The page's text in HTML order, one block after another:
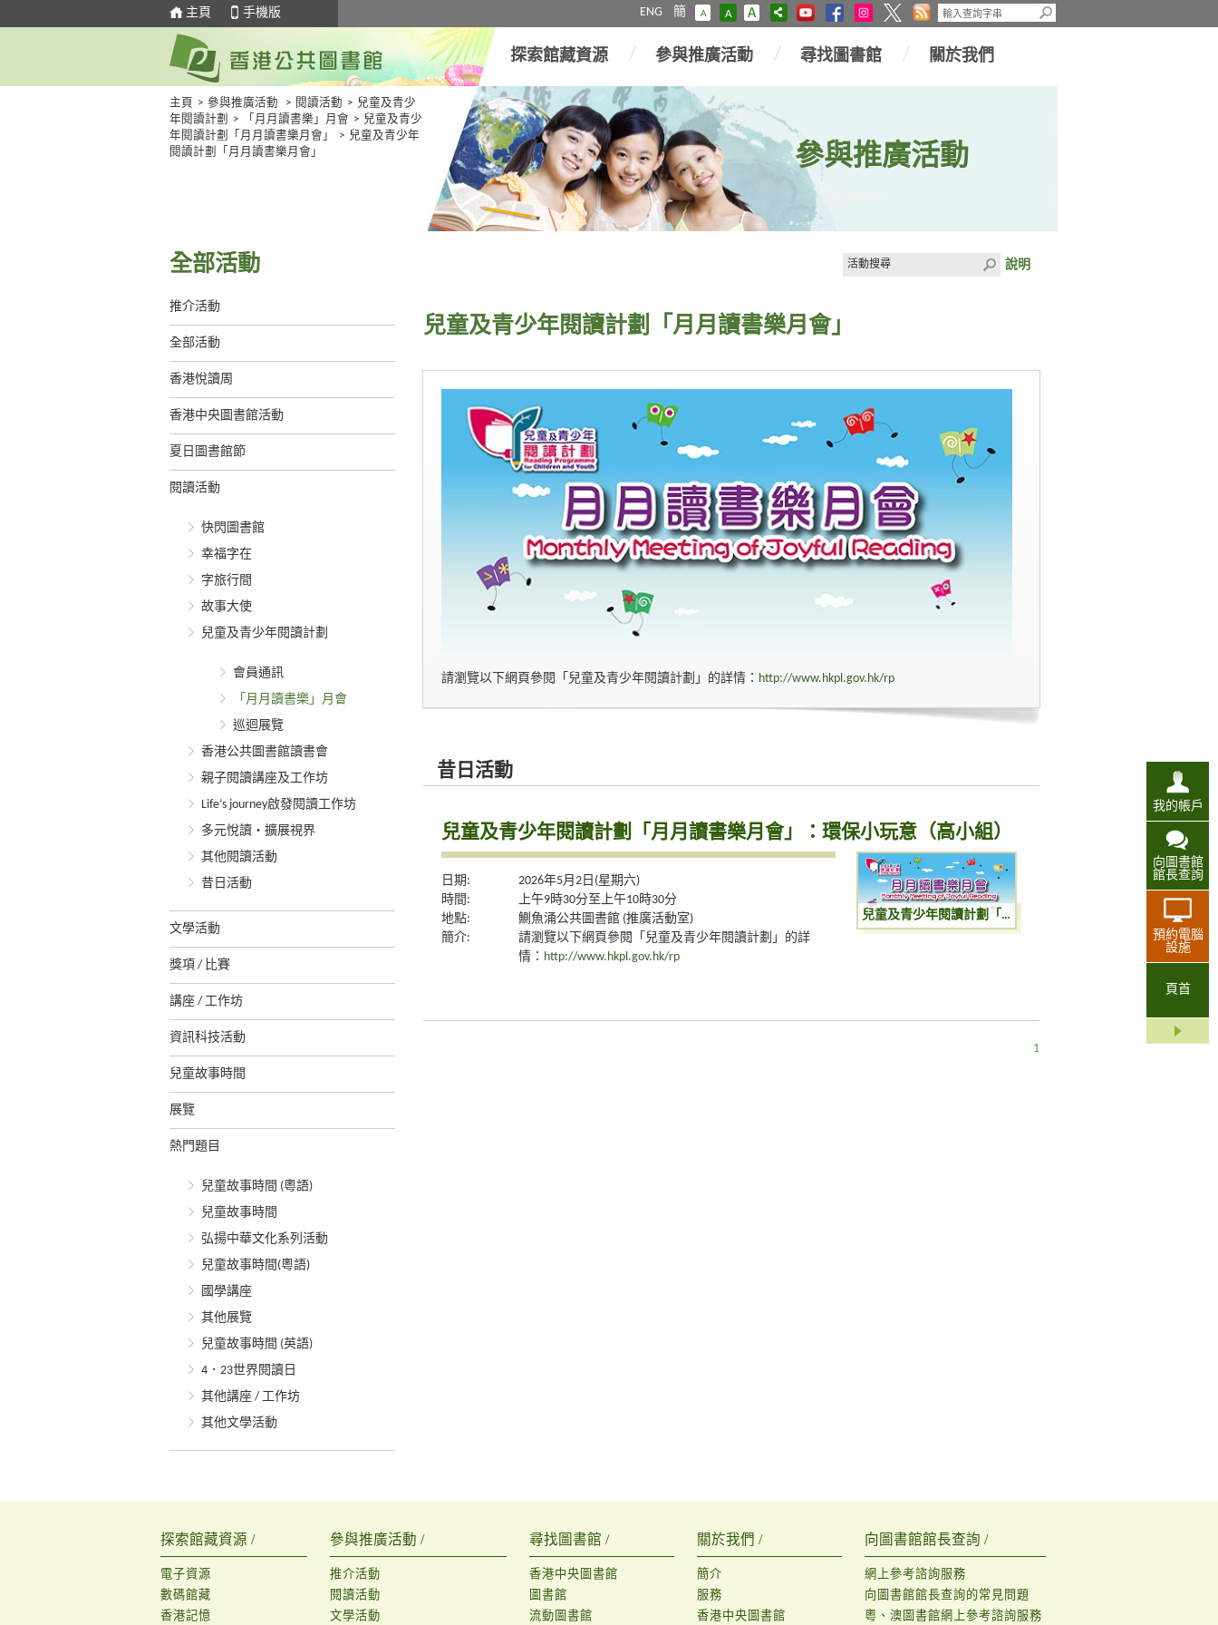
主頁 手機版 ENG 簡 A A A
我的帳戶
向圖書館
館長查詢
預約電腦
設施
頁首
探索館藏資源 參與推廣活動 尋找圖書館 關於我們
主頁 > 參與推廣活動 > 閱讀活動 > 兒童及青少
年閱讀計劃
> 「月月讀書樂」月會 > 兒童及青少
年閱讀計劃「月月讀書樂月會」
> 兒童及青少年
閱讀計劃「月月讀書樂月會」
參與推廣活動
全部活動
推介活動
全部活動
香港悅讀周
香港中央圖書館活動
夏日圖書館節
閱讀活動
快閃圖書館
幸福字在
字旅行間
故事大使
兒童及青少年閱讀計劃
會員通訊
「月月讀書樂」月會
巡迴展覽
香港公共圖書館讀書會
親子閱讀講座及工作坊
Life’s journey啟發閱讀工作坊
多元悅讀‧擴展視界
其他閱讀活動
昔日活動
文學活動
獎項 / 比賽
講座 / 工作坊
資訊科技活動
兒童故事時間
展覽
熱門題目
兒童故事時間 (粵語)
兒童故事時間
弘揚中華文化系列活動
兒童故事時間(粵語)
國學講座
其他展覽
兒童故事時間 (英語)
4．23世界閱讀日
其他講座 / 工作坊
其他文學活動
說明
兒童及青少年閱讀計劃「月月讀書樂月會」
請瀏覽以下網頁參閱「兒童及青少年閱讀計劃」的詳情： http://www.hkpl.gov.hk/rp
昔日活動
兒童及青少年閱讀計劃「月月讀書樂月會」：環保小玩意（高小組）
日期:
2026年5月2日(星期六)
時間:
上午9時30分至上午10時30分
地點:
鰂魚涌公共圖書館 (推廣活動室)
簡介:
請瀏覽以下網頁參閱「兒童及青少年閱讀計劃」的詳
情： http://www.hkpl.gov.hk/rp
兒童及青少年閱讀計劃「月月讀書樂月會」：環保小玩意（高小組）
1
探索館藏資源 /
電子資源
數碼館藏
香港記憶
參與推廣活動 /
推介活動
閱讀活動
文學活動
尋找圖書館 /
香港中央圖書館
圖書館
流動圖書館
關於我們 /
簡介
服務
香港中央圖書館
向圖書館館長查詢 /
網上參考諮詢服務
向圖書館館長查詢的常見問題
粵、澳圖書館網上參考諮詢服務